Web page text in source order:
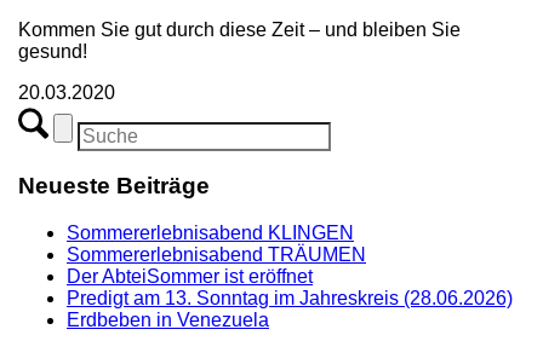
Kommen Sie gut durch diese Zeit – und bleiben Sie
gesund!
20.03.2020
Neueste Beiträge
Sommererlebnisabend KLINGEN
Sommererlebnisabend TRÄUMEN
Der AbteiSommer ist eröffnet
Predigt am 13. Sonntag im Jahreskreis (28.06.2026)
Erdbeben in Venezuela